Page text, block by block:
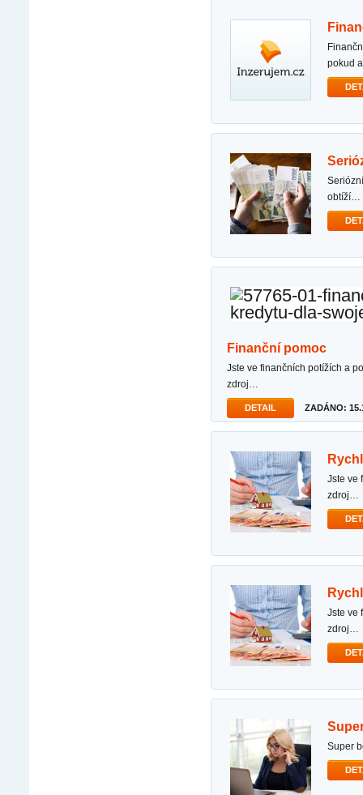
finanční pomoc pro ženy/muže z české republiky dobrý den, paní/pane potřebujete půjčku?
pokud
seriózní nabídka půjčky dobrý den, s cílem pomoci vám překonat různé finanční starosti a bez
obtíží…
finanční pomoc
jste ve finančních potížích a potřebujete půjčku k vyrovnání svého dluhu nebo hledáte spolehlivý
zdroj…
DETAIL ZADÁNO:
jste ve finančních potížích a potřebujete půjčku k vyrovnání svého dluhu nebo hledáte spolehlivý
zdroj…
jste ve finančních potížích a potřebujete půjčku k vyrovnání svého dluhu nebo hledáte spolehlivý
zdroj…
super